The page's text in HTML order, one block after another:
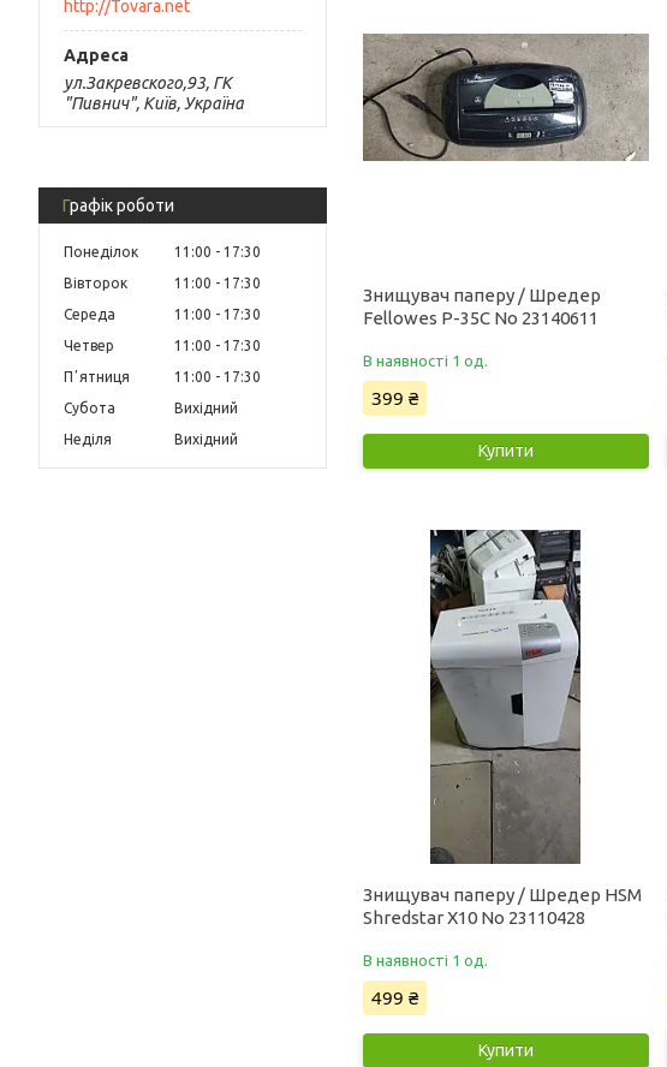
http://Tovara.net
ул.Закревского,93, ГК
"Пивнич", Київ, Україна
Графік роботи
Понеділок 11:00
17:30
Вівторок
11:00
17:30
Середа
11:00
17:30
Четвер
11:00
17:30
Пʼятниця
11:00
17:30
Субота
Вихідний
Неділя
Вихідний
Знищувач паперу / Шредер
Fellowes P-35C No 23140611
В наявності 1 од.
399 ₴
Купити
Знищувач паперу / Шредер HSM
Shredstar X10 No 23110428
В наявності 1 од.
499 ₴
Купити